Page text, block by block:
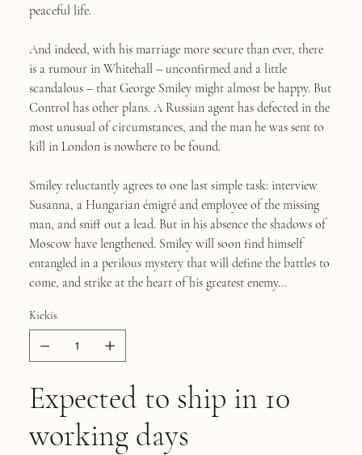
peaceful life.
And indeed, with his marriage more secure than ever, there
is a rumour in Whitehall – unconfirmed and a little
scandalous – that George Smiley might almost be happy. But
Control has other plans. A Russian agent has defected in the
most unusual of circumstances, and the man he was sent to
kill in London is nowhere to be found.
Smiley reluctantly agrees to one last simple task: interview
Susanna, a Hungarian émigré and employee of the missing
man, and sniff out a lead. But in his absence the shadows of
Moscow have lengthened. Smiley will soon find himself
entangled in a perilous mystery that will define the battles to
come, and strike at the heart of his greatest enemy…
Kiekis
Expected to ship in 10
working days